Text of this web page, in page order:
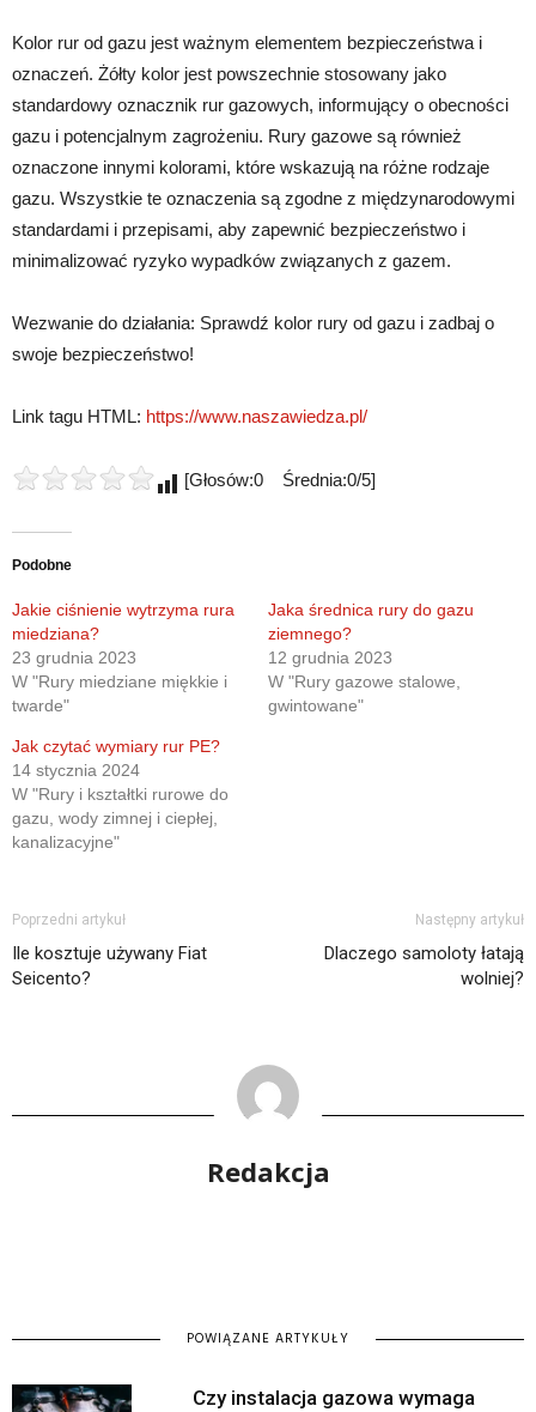
Kolor rur od gazu jest ważnym elementem bezpieczeństwa i
oznaczeń. Żółty kolor jest powszechnie stosowany jako
standardowy oznacznik rur gazowych, informujący o obecności
gazu i potencjalnym zagrożeniu. Rury gazowe są również
oznaczone innymi kolorami, które wskazują na różne rodzaje
gazu. Wszystkie te oznaczenia są zgodne z międzynarodowymi
standardami i przepisami, aby zapewnić bezpieczeństwo i
minimalizować ryzyko wypadków związanych z gazem.
Wezwanie do działania: Sprawdź kolor rury od gazu i zadbaj o
swoje bezpieczeństwo!
Link tagu HTML: https://www.naszawiedza.pl/
[Głosów:0 Średnia:0/5]
Podobne
Jakie ciśnienie wytrzyma rura
miedziana?
23 grudnia 2023
W "Rury miedziane miękkie i
twarde"
Jaka średnica rury do gazu
ziemnego?
12 grudnia 2023
W "Rury gazowe stalowe,
gwintowane"
Jak czytać wymiary rur PE?
14 stycznia 2024
W "Rury i kształtki rurowe do
gazu, wody zimnej i ciepłej,
kanalizacyjne"
Poprzedni artykuł
Ile kosztuje używany Fiat
Seicento?
Następny artykuł
Dlaczego samoloty łatają
wolniej?
Redakcja
POWIĄZANE ARTYKUŁY
Czy instalacja gazowa wymaga